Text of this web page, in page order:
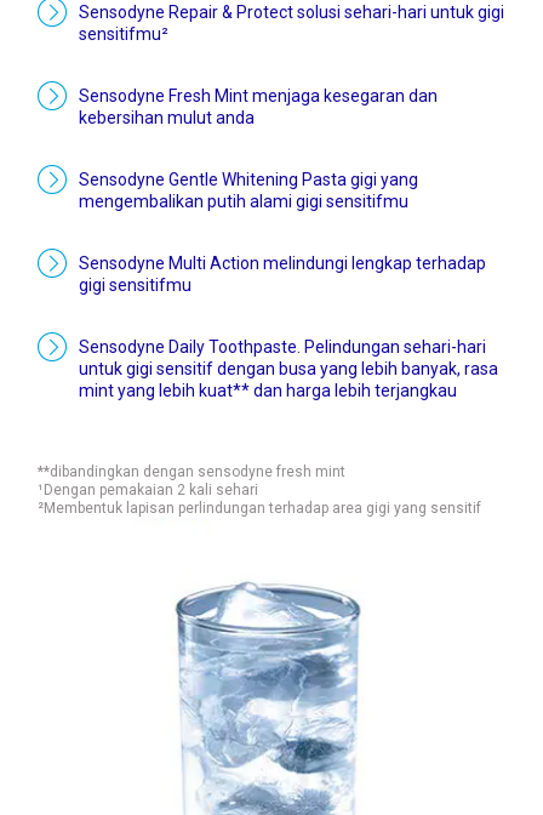
Sensodyne Repair & Protect solusi sehari-hari untuk gigi
sensitifmu²
Sensodyne Fresh Mint menjaga kesegaran dan
kebersihan mulut anda
Sensodyne Gentle Whitening Pasta gigi yang
mengembalikan putih alami gigi sensitifmu
Sensodyne Multi Action melindungi lengkap terhadap
gigi sensitifmu
Sensodyne Daily Toothpaste. Pelindungan sehari-hari
untuk gigi sensitif dengan busa yang lebih banyak, rasa
mint yang lebih kuat** dan harga lebih terjangkau
**dibandingkan dengan sensodyne fresh mint
¹Dengan pemakaian 2 kali sehari
²Membentuk lapisan perlindungan terhadap area gigi yang sensitif